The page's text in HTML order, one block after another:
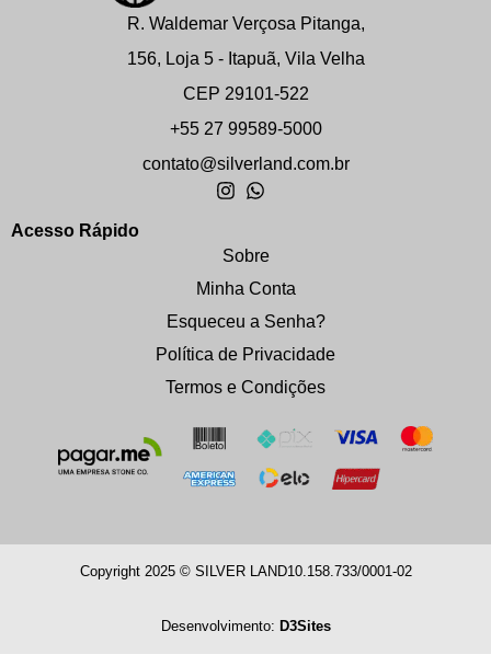
R. Waldemar Verçosa Pitanga,
156, Loja 5 - Itapuã, Vila Velha
CEP 29101-522
+55 27 99589-5000
contato@silverland.com.br
Acesso Rápido
Sobre
Minha Conta
Esqueceu a Senha?
Política de Privacidade
Termos e Condições
Copyright 2025 © SILVER LAND10.158.733/0001-02
Desenvolvimento: D3Sites